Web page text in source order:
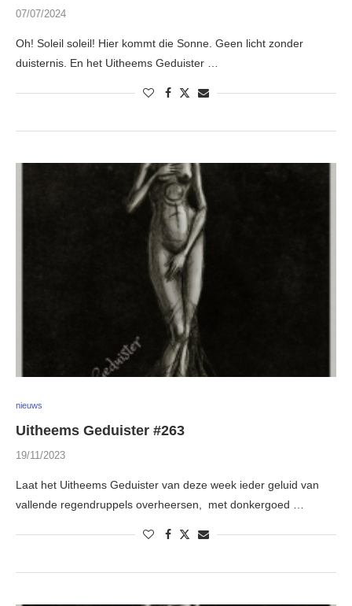
07/07/2024
Oh! Soleil soleil! Hier kommt die Sonne. Geen licht zonder
duisternis. En het Uitheems Geduister …
nieuws
Uitheems Geduister #263
19/11/2023
Laat het Uitheems Geduister van deze week ieder geluid van
vallende regendruppels overheersen, met donkergoed …